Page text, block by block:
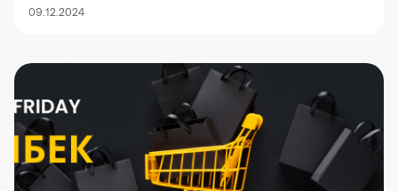
09.12.2024